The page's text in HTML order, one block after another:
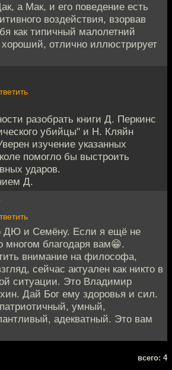
а Мак, и его поведение есть
воздействия, взорвав
как типичный малолетний
отлично иллюстрирует
разобрать книги Д. Перкинс
убийцы" и Н. Кляйн
изучение указанных
помогло бы выстроить
ударов.
Д.
ДЮ и Семёну. Если я ещё не
многом благодаря вам😁.
внимание на философа,
сейчас актуален как никто в
ситуации. Это Владимир
Дай Бог ему здоровья и сил.
умный,
адекватный. Это вам
всего: 4